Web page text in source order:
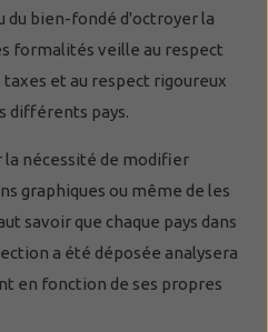
du bien-fondé d'octroyer la
formalités veille au respect
et au respect rigoureux
différents pays.
la nécessité de modifier
graphiques ou même de les
savoir que chaque pays dans
a été déposée analysera
en fonction de ses propres